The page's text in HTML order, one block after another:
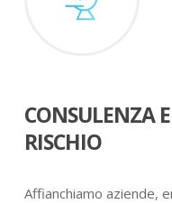
CONSULENZA
RISCHIO
Affianchiamo aziende,